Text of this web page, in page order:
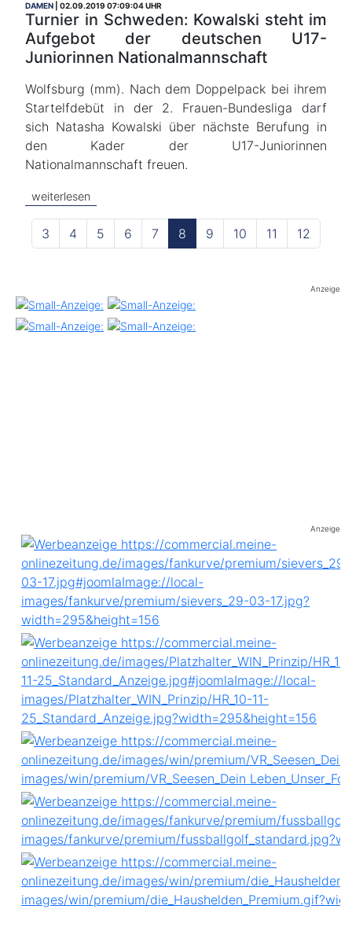
DAMEN 02.09.2019 07:09:04 UHR
Turnier in Schweden: Kowalski steht im
Aufgebot der deutschen U17-
Juniorinnen Nationalmannschaft
Wolfsburg (mm). Nach dem Doppelpack bei ihrem
Startelfdebüt in der 2. Frauen-Bundesliga darf
sich Natasha Kowalski über nächste Berufung in
den Kader der U17-Juniorinnen
Nationalmannschaft freuen.
weiterlesen
3 4 5 6 7 8 9 10 11 12
Anzeige
Anzeige